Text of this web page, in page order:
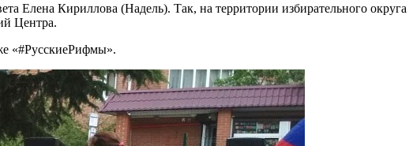
Елена Кириллова (Надель). Так, на территории избирательного округа
Центра.
«#РусскиеРифмы».